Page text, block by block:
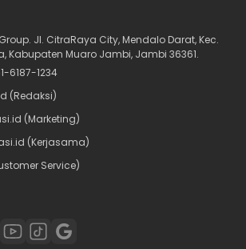
Jl. CitraRaya City, Mendalo Darat, Kec.
Kabupaten Muaro Jambi, Jambi 36361.
6187-1234
(Redaksi)
(Marketing)
(Kerjasama)
Service)